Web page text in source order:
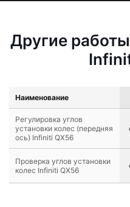
Другие
Наименование
Регулировка углов
установки колес (передняя
ось) Infiniti QX56
Проверка углов установки
колес Infiniti QX56